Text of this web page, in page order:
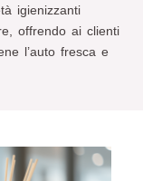
igienizzanti
offrendo ai clienti
l’auto fresca e